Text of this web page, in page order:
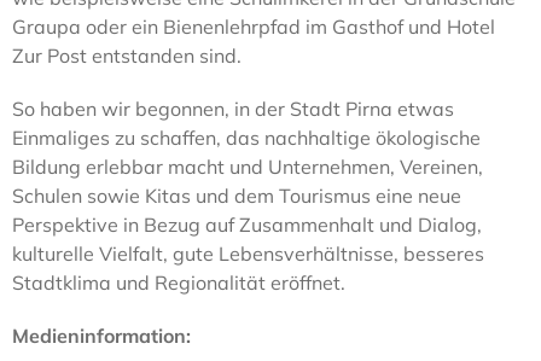
Graupa oder ein Bienenlehrpfad im Gasthof und Hotel
Zur Post entstanden sind.
So haben wir begonnen, in der Stadt Pirna etwas
Einmaliges zu schaffen, das nachhaltige ökologische
Bildung erlebbar macht und Unternehmen, Vereinen,
Schulen sowie Kitas und dem Tourismus eine neue
Perspektive in Bezug auf Zusammenhalt und Dialog,
kulturelle Vielfalt, gute Lebensverhältnisse, besseres
Stadtklima und Regionalität eröffnet.
Medieninformation: